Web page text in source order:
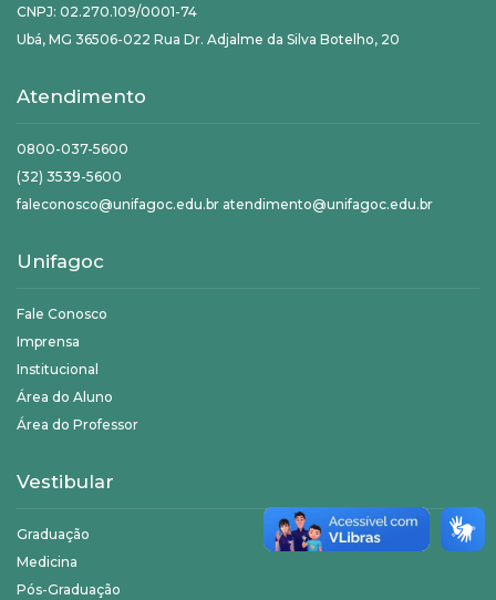
CNPJ: 02.270.109/0001-74
Ubá, MG 36506-022 Rua Dr. Adjalme da Silva Botelho, 20
Atendimento
0800-037-5600
(32) 3539-5600
faleconosco@unifagoc.edu.br atendimento@unifagoc.edu.br
Unifagoc
Fale Conosco
Imprensa
Institucional
Área do Aluno
Área do Professor
Vestibular
Graduação
Medicina
Pós-Graduação